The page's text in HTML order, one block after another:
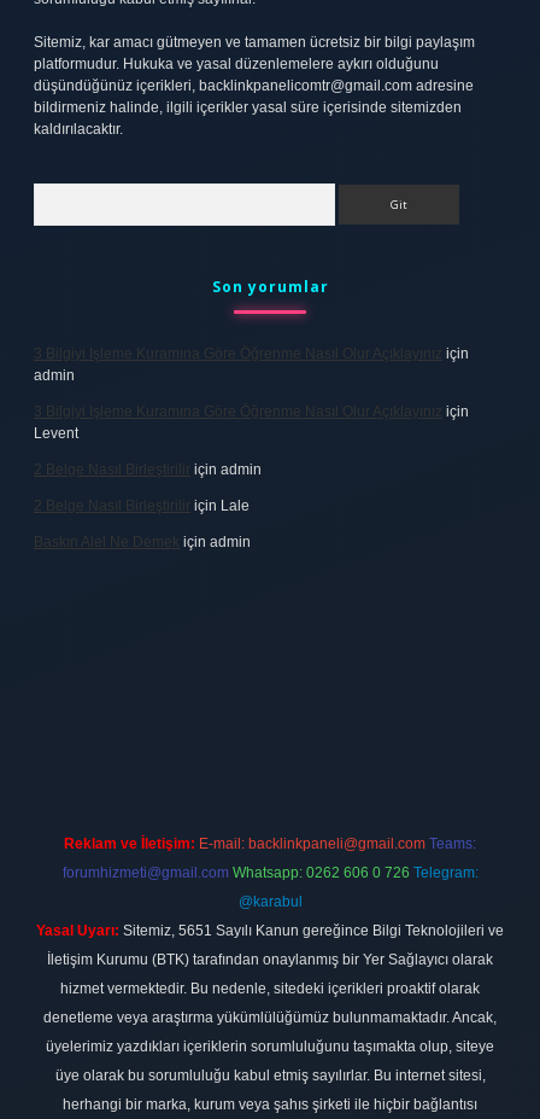
Sitemiz, kar amacı gütmeyen ve tamamen ücretsiz bir bilgi paylaşım
platformudur. Hukuka ve yasal düzenlemelere aykırı olduğunu
düşündüğünüz içerikleri, backlinkpanelicomtr@gmail.com adresine
bildirmeniz halinde, ilgili içerikler yasal süre içerisinde sitemizden
kaldırılacaktır.
Son yorumlar
3 Bilgiyi Işleme Kuramına Göre Öğrenme Nasıl Olur Açıklayınız için
admin
3 Bilgiyi Işleme Kuramına Göre Öğrenme Nasıl Olur Açıklayınız için
Levent
2 Belge Nasıl Birleştirilir için admin
2 Belge Nasıl Birleştirilir için Lale
Baskın Alel Ne Demek için admin
Reklam ve İletişim: E-mail: backlinkpaneli@gmail.com Teams:
forumhizmeti@gmail.com Whatsapp: 0262 606 0 726 Telegram:
@karabul
Yasal Uyarı: Sitemiz, 5651 Sayılı Kanun gereğince Bilgi Teknolojileri ve
İletişim Kurumu (BTK) tarafından onaylanmış bir Yer Sağlayıcı olarak
hizmet vermektedir. Bu nedenle, sitedeki içerikleri proaktif olarak
denetleme veya araştırma yükümlülüğümüz bulunmamaktadır. Ancak,
üyelerimiz yazdıkları içeriklerin sorumluluğunu taşımakta olup, siteye
üye olarak bu sorumluluğu kabul etmiş sayılırlar. Bu internet sitesi,
herhangi bir marka, kurum veya şahıs şirketi ile hiçbir bağlantısı